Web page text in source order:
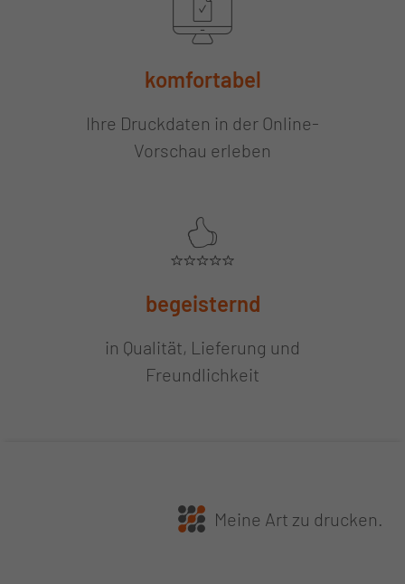
komfortabel
Ihre Druckdaten in der Online-
Vorschau erleben
begeisternd
in Qualität, Lieferung und
Freundlichkeit
Meine Art zu drucken.